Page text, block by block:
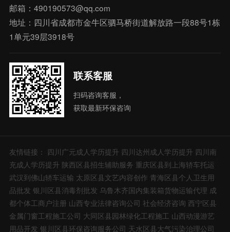
邮箱：490190573@qq.com
地址：四川省成都市金牛区驷马桥街道解放路一段88号1栋
1单元39层3918号
联系客服
扫码咨询客服，
获取最新环保咨询
友情链接： 四川广元成人学历提升 四川达州成人学历提升 四川南
充成人学历提升 陕西区县招生辅助服务 重庆区县到上海轿车托运
武汉到佛山轿车运输 太原区县文艺内容创作 青海区县个人卫生用
品批发 银川区县消毒剂批发 乌鲁木齐国内集装箱货物运输代理 成
都个体工商户注册 山西专业法律咨询公司 社会经济咨询 西宁区县
金属门窗工程施工公司 大同区县园林绿化工程施工 山西动漫游艺
用品开发 银川区县环保咨询服务公司 天水区县大气污染治理公司